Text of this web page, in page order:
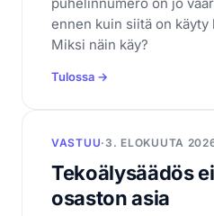
ennen kuin siitä on
Miksi näin käy?
Tulossa →
VASTUU· 3. ELOKUUTA
Tekoälysäädös
osaston asia